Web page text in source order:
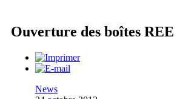
Ouverture des boîtes REE
News